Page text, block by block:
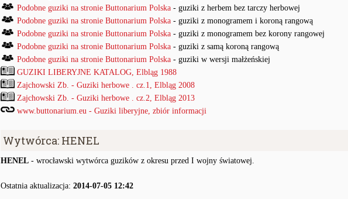
Podobne guziki na stronie Buttonarium Polska - guziki z herbem bez tarczy herbowej
Podobne guziki na stronie Buttonarium Polska - guziki z monogramem i koroną rangową
Podobne guziki na stronie Buttonarium Polska - guziki z monogramem bez korony rangowej
Podobne guziki na stronie Buttonarium Polska - guziki z samą koroną rangową
Podobne guziki na stronie Buttonarium Polska - guziki w wersji małżeńskiej
GUZIKI LIBERYJNE KATALOG, Elbląg 1988
Zajchowski Zb. - Guziki herbowe . cz.1, Elbląg 2008
Zajchowski Zb. - Guziki herbowe . cz.2, Elbląg 2013
www.buttonarium.eu - Guziki liberyjne, zbiór informacji
Wytwórca: HENEL
HENEL - wrocławski wytwórca guzików z okresu przed I wojny światowej.
Ostatnia aktualizacja: 2014-07-05 12:42